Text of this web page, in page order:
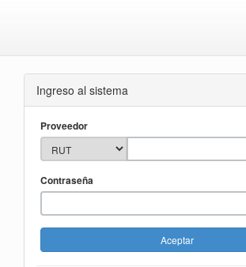
Ingreso al sistema
Proveedor
Contraseña